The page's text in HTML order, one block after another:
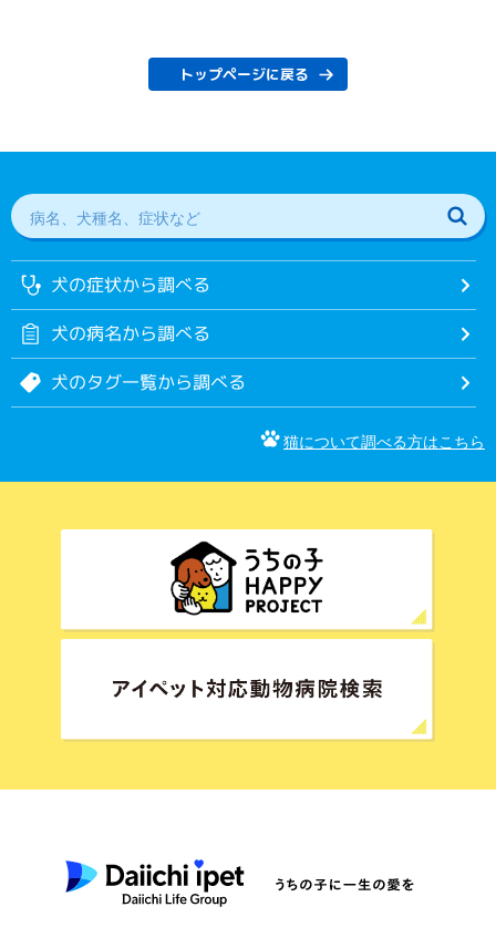
トップページに戻る
犬の症状から調べる
犬の病名から調べる
犬のタグ一覧から調べる
猫について調べる方はこちら